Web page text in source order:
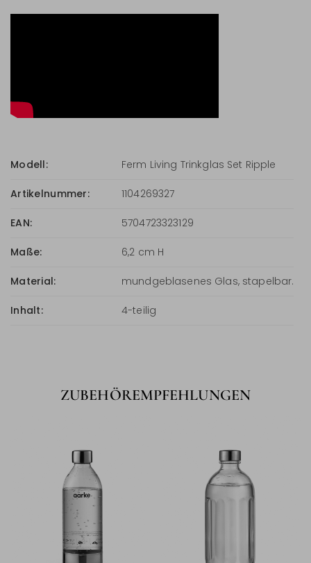
Modell: Ferm Living Trinkglas Set Ripple
Artikelnummer: 1104269327
EAN: 5704723323129
Maße: 6,2 cm H
Material: mundgeblasenes Glas, stapelbar.
Inhalt: 4-teilig
ZUBEHÖREMPFEHLUNGEN